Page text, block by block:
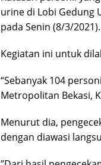
urine di Lobi Gedung
pada Senin (8/3/2021).
Kegiatan ini untuk
“Sebanyak 104
Metropolitan Bekasi,
Menurut dia,
dengan diawasi